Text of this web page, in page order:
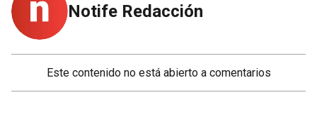
Notife Redacción
Este contenido no está abierto a comentarios